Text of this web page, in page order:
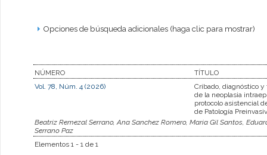
Opciones de búsqueda adicionales (haga clic para mostrar)
NÚMERO
TÍTULO
Vol. 78, Núm. 4 (2026)
Cribado, diagnóstico
de la neoplasia
protocolo asistencial
de Patología
Beatriz Remezal Serrano, Ana Sanchez Romero, Maria Gil Santos,
Serrano Paz
Elementos 1 - 1 de 1